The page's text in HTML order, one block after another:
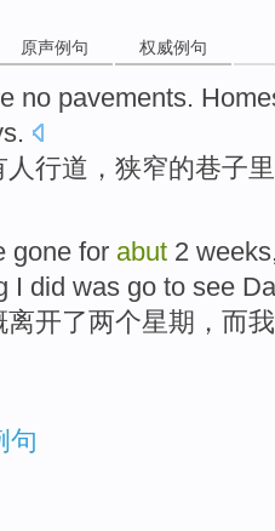
原声例句 权威例句
no pavements.
.
人行道 ， 狭窄的巷子里
gone for abut 2 weeks
I did was go to see
离开了两个星期 ， 而我
句